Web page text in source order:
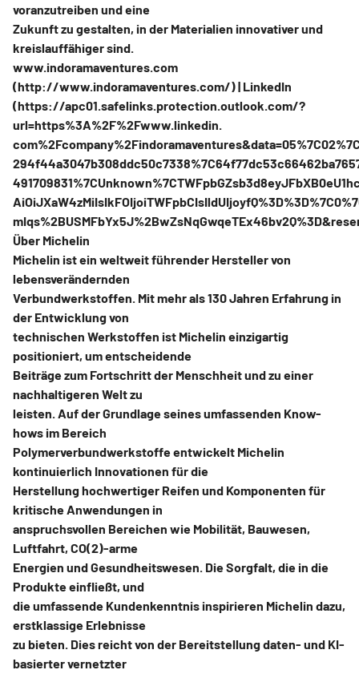
voranzutreiben und eine
Zukunft zu gestalten, in der Materialien innovativer und
kreislauffähiger sind.
www.indoramaventures.com
(http://www.indoramaventures.com/) | LinkedIn
(https://apc01.safelinks.protection.outlook.com/?
url=https%3A%2F%2Fwww.linkedin.
Über Michelin
Michelin ist ein weltweit führender Hersteller von
lebensverändernden
Verbundwerkstoffen. Mit mehr als 130 Jahren Erfahrung in
der Entwicklung von
technischen Werkstoffen ist Michelin einzigartig
positioniert, um entscheidende
Beiträge zum Fortschritt der Menschheit und zu einer
nachhaltigeren Welt zu
leisten. Auf der Grundlage seines umfassenden Know-
hows im Bereich
Polymerverbundwerkstoffe entwickelt Michelin
kontinuierlich Innovationen für die
Herstellung hochwertiger Reifen und Komponenten für
kritische Anwendungen in
anspruchsvollen Bereichen wie Mobilität, Bauwesen,
Luftfahrt, CO(2)-arme
Energien und Gesundheitswesen. Die Sorgfalt, die in die
Produkte einfließt, und
die umfassende Kundenkenntnis inspirieren Michelin dazu,
erstklassige Erlebnisse
zu bieten. Dies reicht von der Bereitstellung daten- und KI-
basierter vernetzter